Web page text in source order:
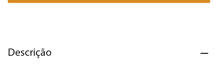
Descrição
7º caixa som
ventilador